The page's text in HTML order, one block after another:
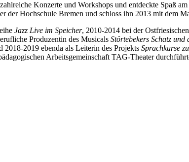
Konzerte und Workshops und entdeckte Spaß
der Hochschule Bremen und schloss ihn 2013 mit dem
Jazz Live im Speicher, 2010-2014 bei der
Produzentin des Musicals Störtebekers Schatz und
2019 ebenda als Leiterin des Projekts Sprachkurse
Arbeitsgemeinschaft TAG-Theater